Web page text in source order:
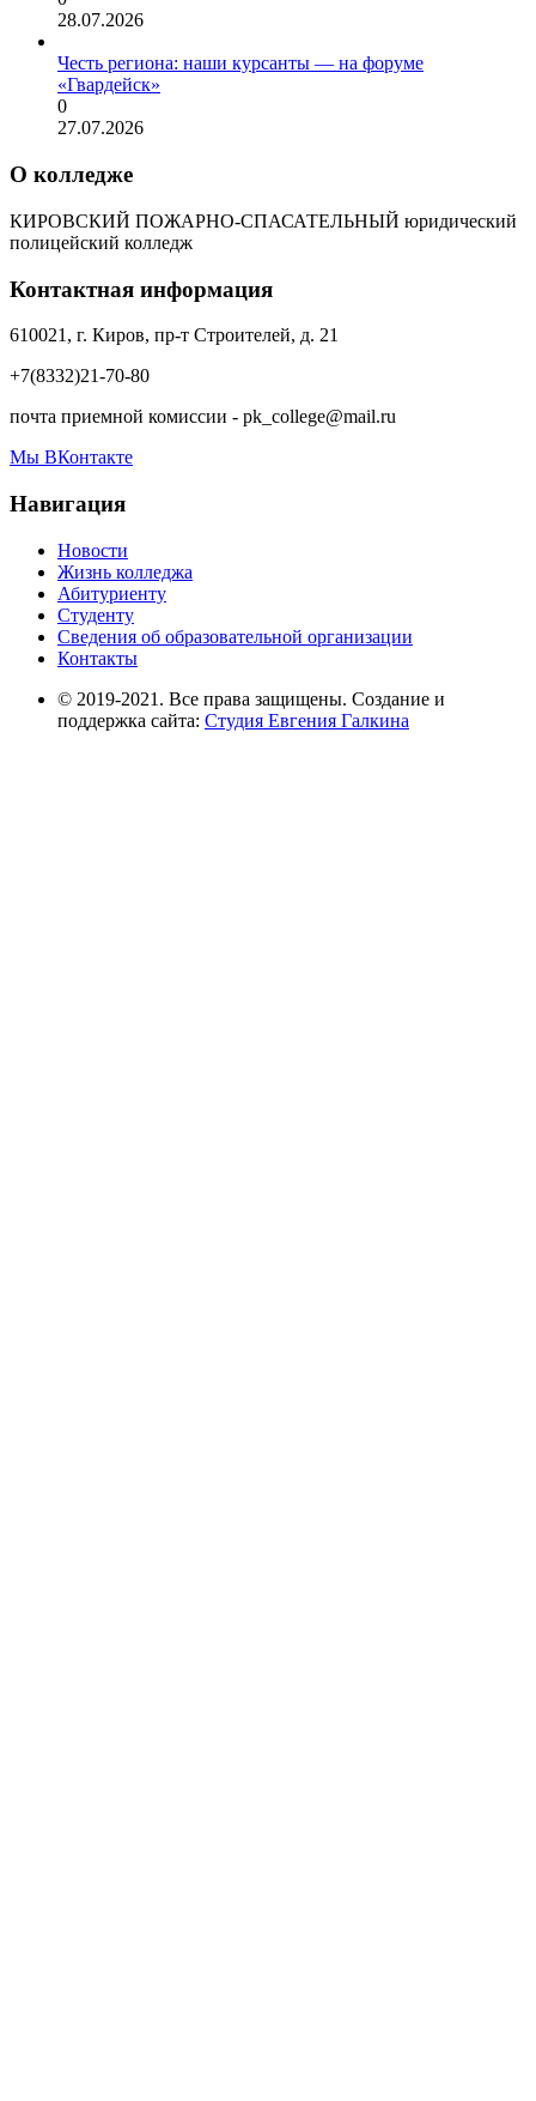
28.07.2026
Честь региона: наши курсанты — на форуме
«Гвардейск»
0
27.07.2026
О колледже
КИРОВСКИЙ ПОЖАРНО-СПАСАТЕЛЬНЫЙ юридический
полицейский колледж
Контактная информация
610021, г. Киров, пр-т Строителей, д. 21
+7(8332)21-70-80
почта приемной комиссии - pk_college@mail.ru
Мы ВКонтакте
Навигация
Новости
Жизнь колледжа
Абитуриенту
Студенту
Сведения об образовательной организации
Контакты
© 2019-2021. Все права защищены. Создание и
поддержка сайта: Студия Евгения Галкина